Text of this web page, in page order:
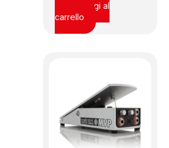
Aggiungi al
carrello